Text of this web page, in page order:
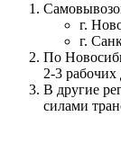
г.
г.
По
2-3 рабочих
В другие
силами